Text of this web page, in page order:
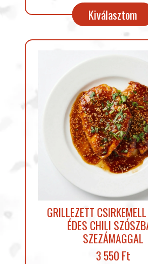
Kiválasztom
GRILLEZETT
ÉDES CHILI
SZEZÁMAGGAL
3 550 Ft